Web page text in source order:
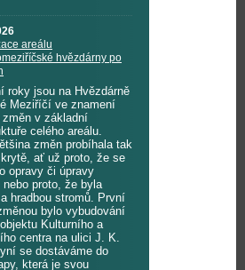
areálu
hvězdárny po
roky jsou na Hvězdárně
Meziříčí ve znamení
v základní
celého areálu.
změn probíhala tak
ať už proto, že se
opravy či úpravy
nebo proto, že byla
hradbou stromů. První
bylo vybudování
Kulturního a
centra na ulici J. K.
se dostáváme do
která je svou